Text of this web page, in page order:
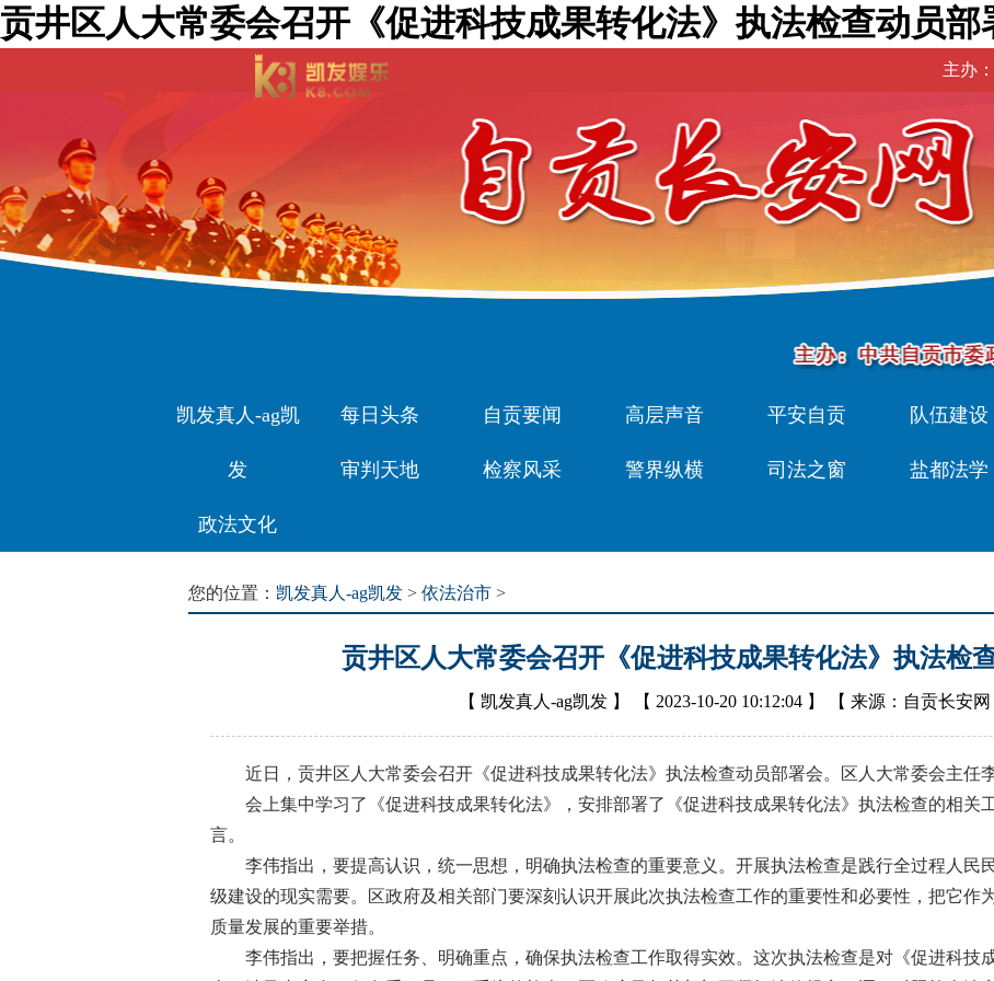
贡井区人大常委会召开《促进科技成果转化法》执法检查动员部
主办
凯发真人-ag凯
发
每日头条 自贡要闻 高层声音 平安自贡 队伍建设
审判天地 检察风采 警界纵横 司法之窗 盐都法学
政法文化
您的位置： 凯发真人-ag凯发 > 依法治市 >
贡井区人大常委会召开《促进科技成果转化法》执法检
【 凯发真人-ag凯发 】 【 2023-10-20 10:12:04 】 【 来源：自贡长安网
近日，贡井区人大常委会召开《促进科技成果转化法》执法检查动员部署会。区人大常委会主任李
会上集中学习了《促进科技成果转化法》，安排部署了《促进科技成果转化法》执法检查的相关
言。
李伟指出，要提高认识，统一思想，明确执法检查的重要意义。开展执法检查是践行全过程人民
级建设的现实需要。区政府及相关部门要深刻认识开展此次执法检查工作的重要性和必要性，把它作
质量发展的重要举措。
李伟指出，要把握任务、明确重点，确保执法检查工作取得实效。这次执法检查是对《促进科技